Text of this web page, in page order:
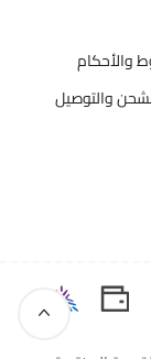
والأحكام
والتوصيل